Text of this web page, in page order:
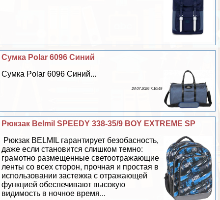
Сумка Polar 6096 Синий
Сумка Polar 6096 Синий...
24 07 2026 7:10:49
Рюкзак Belmil SPEEDY 338-35/9 BOY EXTREME SP
Рюкзак BELMIL гарантирует безобасность,
даже если становится слишком темно:
грамотно размещенные светоотражающие
ленты со всех сторон, прочная и простая в
использовании застежка с отражающей
функцией обеспечивают высокую
видимость в ночное время...